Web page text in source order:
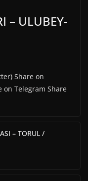
– ULUBEY-
Share on
on Telegram Share
– TORUL /